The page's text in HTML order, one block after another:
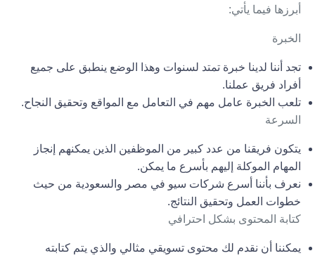
أبرزها فيما يأتي:
الخبرة
تجد أننا لدينا خبرة تمتد لسنوات وهذا الوضع ينطبق على جميع
أفراد فريق عملنا.
تلعب الخبرة عامل مهم في التعامل مع المواقع وتحقيق النجاح.
السرعة
يتكون فريقنا من عدد كبير من الموظفين الذين يمكنهم إنجاز
المهام الموكلة إليهم بأسرع ما يمكن.
نعرف بأننا أسرع شركات سيو في مصر والسعودية من حيث
خطوات العمل وتحقيق النتائج.
كتابةالمحتوىبشكل احترافي
يمكننا أن نقدم لك محتوى تسويقي مثالي والذي يتم كتابته